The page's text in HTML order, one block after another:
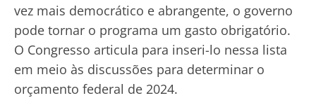
vez mais democrático e abrangente, o governo
pode tornar o programa um gasto obrigatório.
O Congresso articula para inseri-lo nessa lista
em meio às discussões para determinar o
orçamento federal de 2024.